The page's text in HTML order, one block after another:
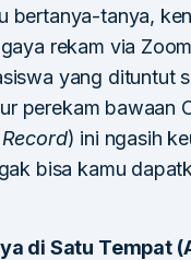
bertanya-tanya,
rekam via
yang dituntut
perekam bawaan
) ini ngasih
bisa kamu
di Satu Tempat